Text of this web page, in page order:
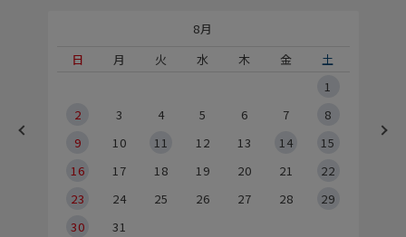
8月
日
月 火 水 木 金
土
1
2
3 4 5 6 7
8
9
10 11 12 13 14
15
16
17 18 19 20 21
22
23
24 25 26 27 28
29
30
31